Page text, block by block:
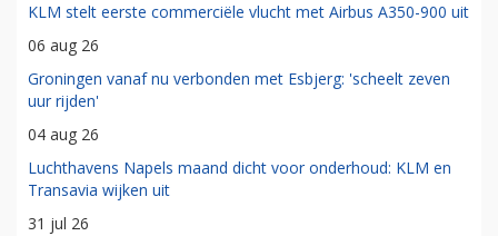
KLM stelt eerste commerciële vlucht met Airbus A350-900 uit
06 aug 26
Groningen vanaf nu verbonden met Esbjerg: 'scheelt zeven
uur rijden'
04 aug 26
Luchthavens Napels maand dicht voor onderhoud: KLM en
Transavia wijken uit
31 jul 26